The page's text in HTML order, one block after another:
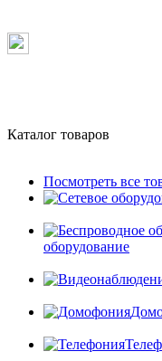
Каталог товаров
Посмотреть все
оборудование